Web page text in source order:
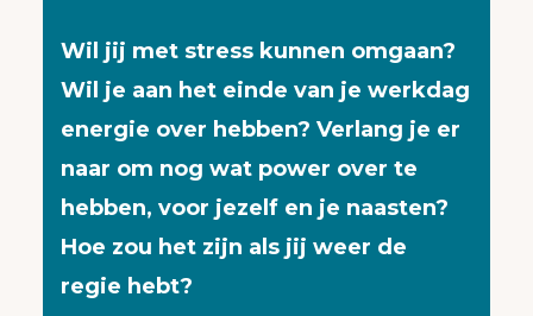
Wil jij met stress kunnen omgaan?
Wil je aan het einde van je werkdag
energie over hebben? Verlang je er
naar om nog wat power over te
hebben, voor jezelf en je naasten?
Hoe zou het zijn als jij weer de
regie hebt?